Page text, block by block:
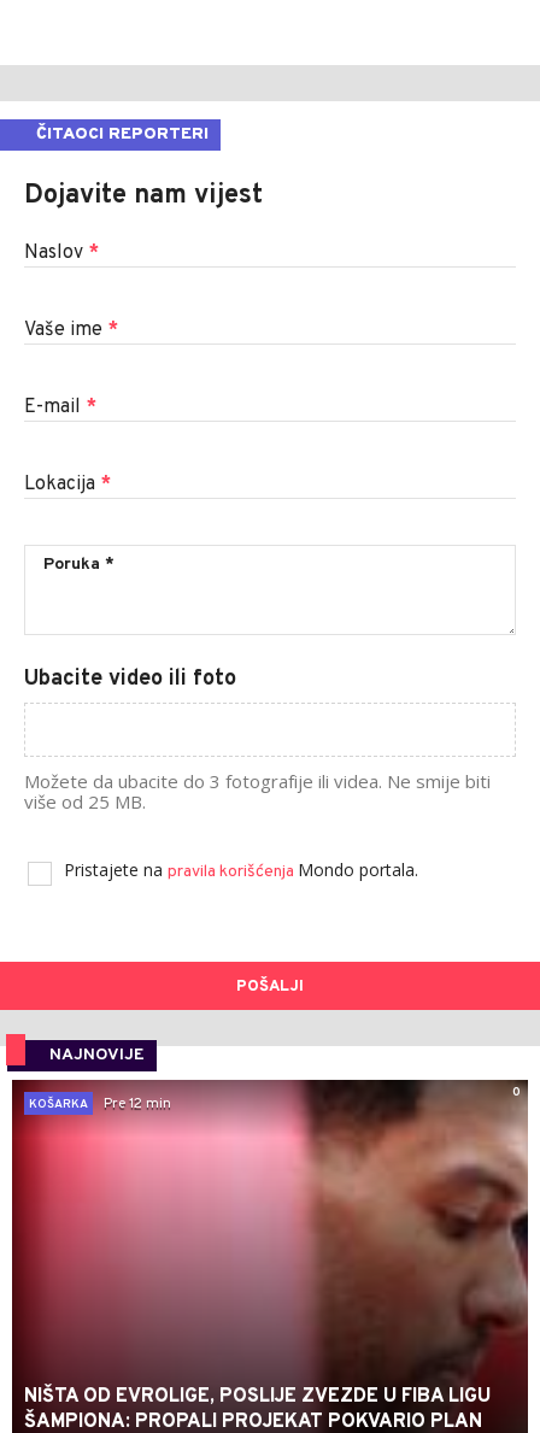
ČITAOCI REPORTERI
Dojavite nam vijest
Naslov *
Vaše ime *
E-mail *
Lokacija *
Ubacite video ili foto
Možete da ubacite do 3 fotografije ili videa. Ne smije biti
više od 25 MB.
Pristajete na pravila korišćenja Mondo portala.
POŠALJI
NAJNOVIJE
0
KOŠARKA
Pre 12 min
NIŠTA OD EVROLIGE, POSLIJE ZVEZDE U FIBA LIGU
ŠAMPIONA: PROPALI PROJEKAT POKVARIO PLAN